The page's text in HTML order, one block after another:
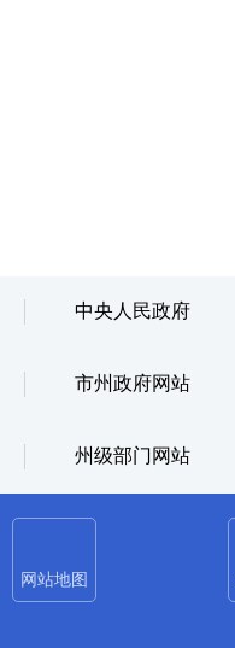
中央人民政府
市州政府网站
州级部门网站
网站地图